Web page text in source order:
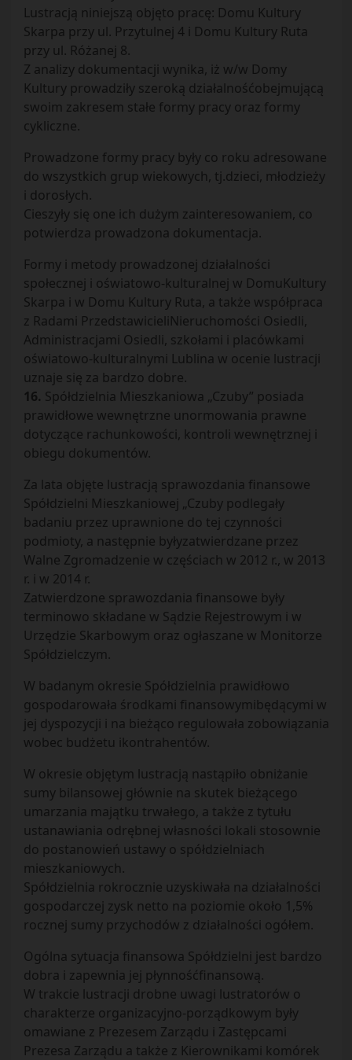
Lustracją niniejszą objęto pracę: Domu Kultury
Skarpa przy ul. Przytulnej 4 i Domu Kultury Ruta
przy ul. Różanej 8.
Z analizy dokumentacji wynika, iż w/w Domy
Kultury prowadziły szeroką działalnośćobejmującą
swoim zakresem stałe formy pracy oraz formy
cykliczne.
Prowadzone formy pracy były co roku adresowane
do wszystkich grup wiekowych, tj.dzieci, młodzieży
i dorosłych.
Cieszyły się one ich dużym zainteresowaniem, co
potwierdza prowadzona dokumentacja.
Formy i metody prowadzonej działalności
społecznej i oświatowo-kulturalnej w DomuKultury
Skarpa i w Domu Kultury Ruta, a także współpraca
z Radami PrzedstawicieliNieruchomości Osiedli,
Administracjami Osiedli, szkołami i placówkami
oświatowo-kulturalnymi Lublina w ocenie lustracji
uznaje się za bardzo dobre.
16. Spółdzielnia Mieszkaniowa „Czuby” posiada
prawidłowe wewnętrzne unormowania prawne
dotyczące rachunkowości, kontroli wewnętrznej i
obiegu dokumentów.
Za lata objęte lustracją sprawozdania finansowe
Spółdzielni Mieszkaniowej „Czuby podlegały
badaniu przez uprawnione do tej czynności
podmioty, a następnie byłyzatwierdzane przez
Walne Zgromadzenie w częściach w 2012 r., w 2013
r. i w 2014 r.
Zatwierdzone sprawozdania finansowe były
terminowo składane w Sądzie Rejestrowym i w
Urzędzie Skarbowym oraz ogłaszane w Monitorze
Spółdzielczym.
W badanym okresie Spółdzielnia prawidłowo
gospodarowała środkami finansowymibędącymi w
jej dyspozycji i na bieżąco regulowała zobowiązania
wobec budżetu ikontrahentów.
W okresie objętym lustracją nastąpiło obniżanie
sumy bilansowej głównie na skutek bieżącego
umarzania majątku trwałego, a także z tytułu
ustanawiania odrębnej własności lokali stosownie
do postanowień ustawy o spółdzielniach
mieszkaniowych.
Spółdzielnia rokrocznie uzyskiwała na działalności
gospodarczej zysk netto na poziomie około 1,5%
rocznej sumy przychodów z działalności ogółem.
Ogólna sytuacja finansowa Spółdzielni jest bardzo
dobra i zapewnia jej płynnośćfinansową.
W trakcie lustracji drobne uwagi lustratorów o
charakterze organizacyjno-porządkowym były
omawiane z Prezesem Zarządu i Zastępcami
Prezesa Zarządu a także z Kierownikami komórek